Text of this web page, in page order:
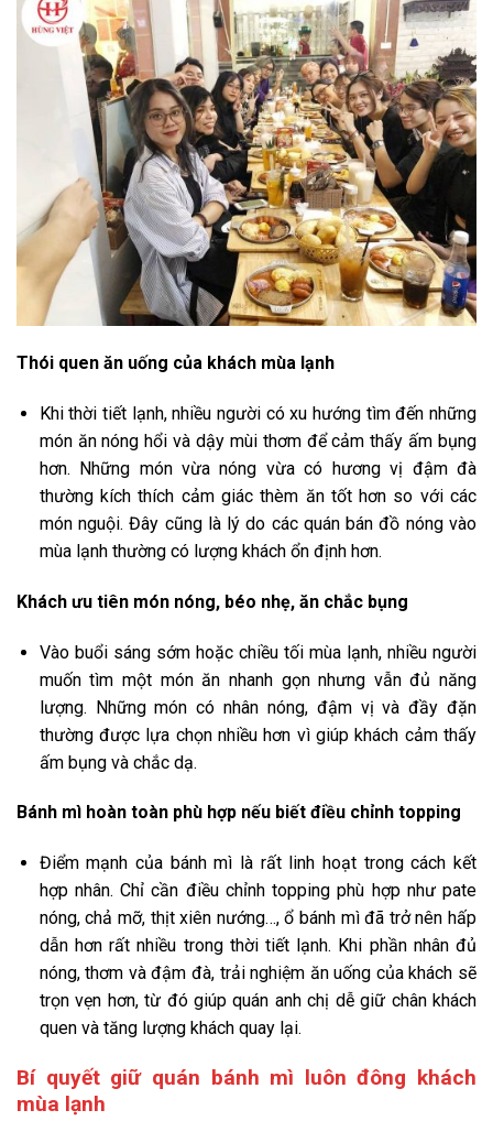
Thói quen ăn uống của khách mùa lạnh
Khi thời tiết lạnh, nhiều người có xu hướng tìm đến những
món ăn nóng hổi và dậy mùi thơm để cảm thấy ấm bụng
hơn. Những món vừa nóng vừa có hương vị đậm đà
thường kích thích cảm giác thèm ăn tốt hơn so với các
món nguội. Đây cũng là lý do các quán bán đồ nóng vào
mùa lạnh thường có lượng khách ổn định hơn.
Khách ưu tiên món nóng, béo nhẹ, ăn chắc bụng
Vào buổi sáng sớm hoặc chiều tối mùa lạnh, nhiều người
muốn tìm một món ăn nhanh gọn nhưng vẫn đủ năng
lượng. Những món có nhân nóng, đậm vị và đầy đặn
thường được lựa chọn nhiều hơn vì giúp khách cảm thấy
ấm bụng và chắc dạ.
Bánh mì hoàn toàn phù hợp nếu biết điều chỉnh topping
Điểm mạnh của bánh mì là rất linh hoạt trong cách kết
hợp nhân. Chỉ cần điều chỉnh topping phù hợp như pate
nóng, chả mỡ, thịt xiên nướng…, ổ bánh mì đã trở nên hấp
dẫn hơn rất nhiều trong thời tiết lạnh. Khi phần nhân đủ
nóng, thơm và đậm đà, trải nghiệm ăn uống của khách sẽ
trọn vẹn hơn, từ đó giúp quán anh chị dễ giữ chân khách
quen và tăng lượng khách quay lại.
Bí quyết giữ quán bánh mì luôn đông khách
mùa lạnh